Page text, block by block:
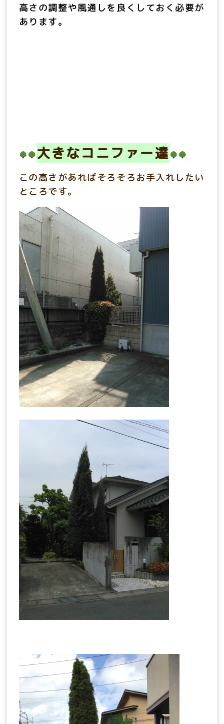
高さの調整や風通しを良くしておく必要が
あります。
大きなコニファー達
この高さがあればそろそろお手入れしたい
ところです。